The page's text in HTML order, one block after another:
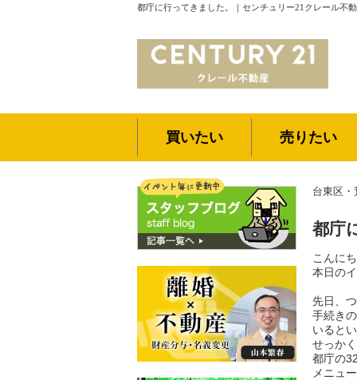
都庁に行ってきました。｜センチュリー21クレール不
買いたい 売りたい
台東区
都庁
こんに
本日の
先日、
手続き
いると
せっか
都庁の
メニュ